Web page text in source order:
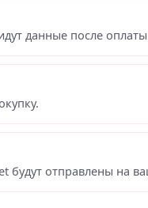
данные после
будут отправлены на